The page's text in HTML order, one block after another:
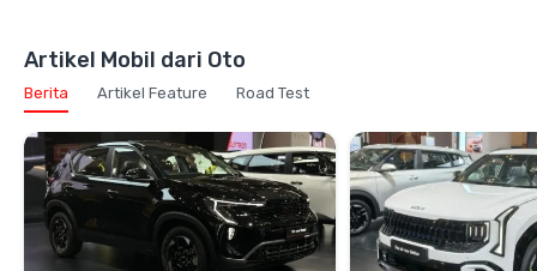
Artikel Mobil dari Oto
Berita Artikel Feature Road Test